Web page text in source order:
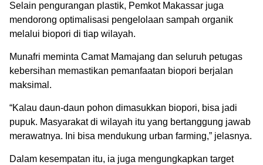
Selain pengurangan plastik, Pemkot Makassar juga
mendorong optimalisasi pengelolaan sampah organik
melalui biopori di tiap wilayah.
Munafri meminta Camat Mamajang dan seluruh petugas
kebersihan memastikan pemanfaatan biopori berjalan
maksimal.
“Kalau daun-daun pohon dimasukkan biopori, bisa jadi
pupuk. Masyarakat di wilayah itu yang bertanggung jawab
merawatnya. Ini bisa mendukung urban farming,” jelasnya.
Dalam kesempatan itu, ia juga mengungkapkan target